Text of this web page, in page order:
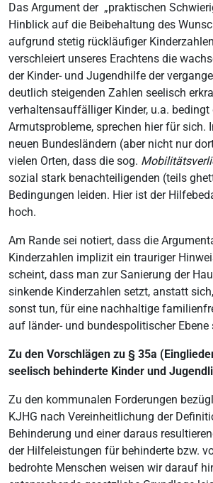
Das Argument der „praktischen
Hinblick auf die Beibehaltung des
aufgrund stetig rückläufiger
verschleiert unseres Erachtens die
der Kinder- und Jugendhilfe der
deutlich steigenden Zahlen seelisch
verhaltensauffälliger Kinder, u.a.
Armutsprobleme, sprechen hier für sich.
neuen Bundesländern (aber nicht nur
vielen Orten, dass die sog.
sozial stark benachteiligenden (teils
Bedingungen leiden. Hier ist der
hoch.
Am Rande sei notiert, dass die
Kinderzahlen implizit ein trauriger
scheint, dass man zur Sanierung der
sinkende Kinderzahlen setzt, anstatt
sonst tun, für eine nachhaltige
auf länder- und bundespolitischer Ebene
Zu den Vorschlägen zu § 35a
seelisch behinderte Kinder und
Zu den kommunalen Forderungen
KJHG nach Vereinheitlichung der
Behinderung und einer daraus
der Hilfeleistungen für behinderte bzw.
bedrohte Menschen weisen wir darauf